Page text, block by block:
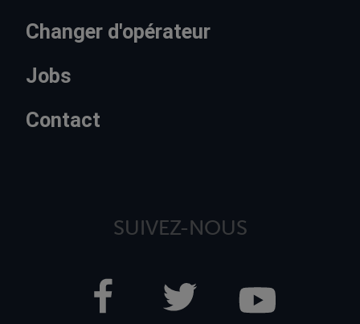
Changer d'opérateur
Jobs
Contact
SUIVEZ-NOUS